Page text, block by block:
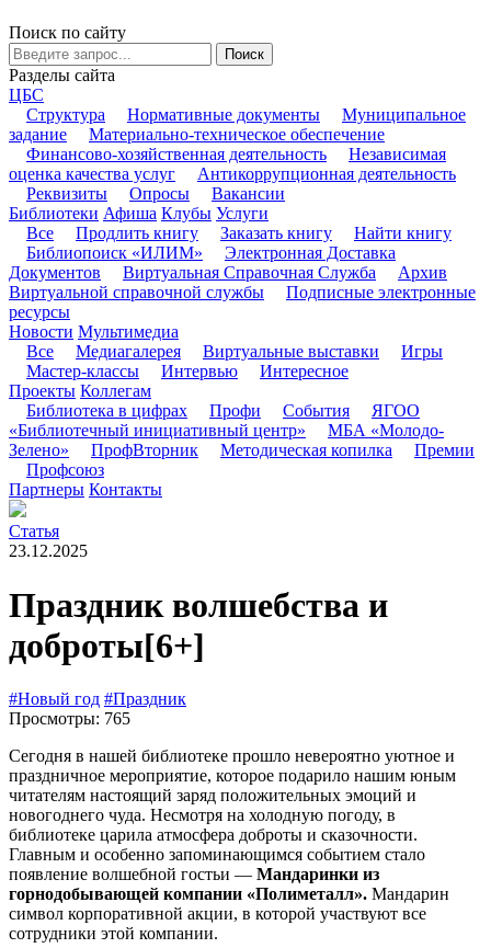
Поиск по сайту
Поиск
Разделы сайта
ЦБС
Структура
Нормативные документы
Муниципальное
задание
Материально-техническое обеспечение
Финансово-хозяйственная деятельность
Независимая
оценка качества услуг
Антикоррупционная деятельность
Реквизиты
Опросы
Вакансии
Библиотеки Афиша Клубы Услуги
Все
Продлить книгу Заказать книгу
Найти книгу
Библиопоиск «ИЛИМ»
Электронная Доставка
Документов
Виртуальная Справочная Служба
Архив
Виртуальной справочной службы
Подписные электронные
ресурсы
Новости Мультимедиа
Все
Медиагалерея Виртуальные выставки
Игры
Мастер-классы
Интервью
Интересное
Проекты Коллегам
Библиотека в цифрах
Профи События
ЯГОО
«Библиотечный инициативный центр»
МБА «Молодо-
Зелено»
ПрофВторник Методическая копилка
Премии
Профсоюз
Партнеры Контакты
Статья
23.12.2025
Праздник волшебства и
доброты[6+]
#Новый год #Праздник
Просмотры: 765
Сегодня в нашей библиотеке прошло невероятно уютное и
праздничное мероприятие, которое подарило нашим юным
читателям настоящий заряд положительных эмоций и
новогоднего чуда. Несмотря на холодную погоду, в
библиотеке царила атмосфера доброты и сказочности.
Главным и особенно запоминающимся событием стало
появление волшебной гостьи — Мандаринки из
горнодобывающей компании «Полиметалл». Мандарин
символ корпоративной акции, в которой участвуют все
сотрудники этой компании.